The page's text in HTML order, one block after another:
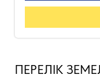
ПЕРЕЛІК